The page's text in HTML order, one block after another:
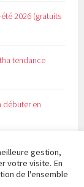
2026 (gratuits
tendance
débuter en
gestion,
votre visite. En
de l'ensemble